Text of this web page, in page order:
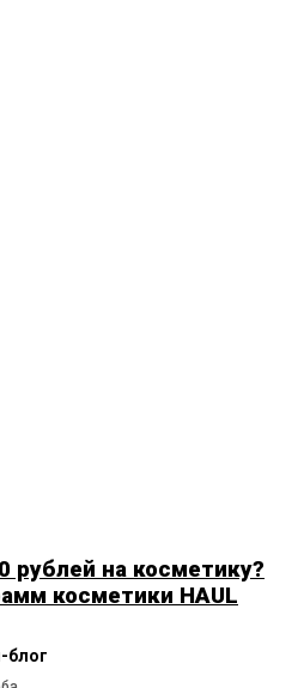
рублей на косметику?
косметики HAUL
блог